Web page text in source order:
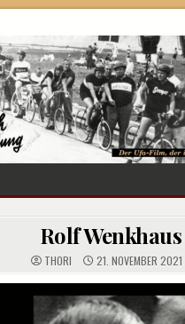
die Rechnung
Rolf Wenkhaus
THORI 21. NOVEMBER 2021